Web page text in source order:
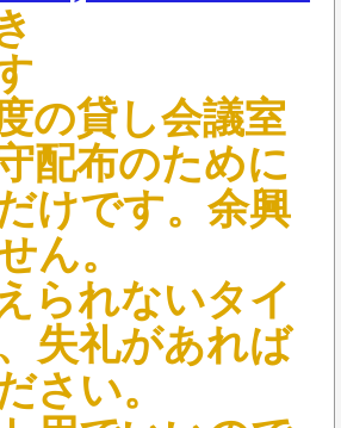
の貸し会議室
配布のために
けです。余興
ん。
られないタイ
失礼があれば
さい。